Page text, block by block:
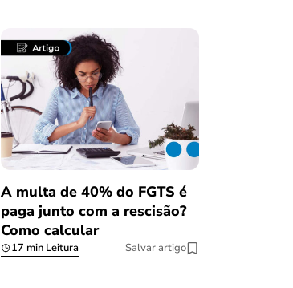
A multa de 40% do FGTS é
paga junto com a rescisão?
Como calcular
17 min Leitura Salvar artigo